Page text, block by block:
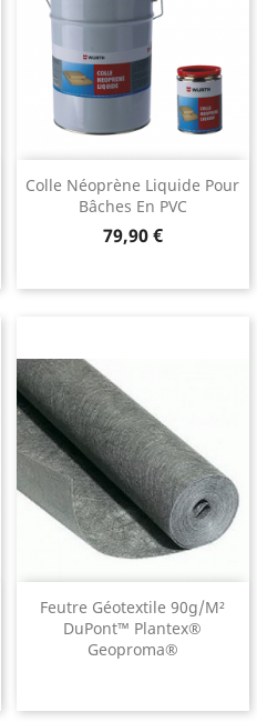
Colle Néoprène Liquide Pour
Bâches En PVC
Prix
79,90 €
Feutre Géotextile 90g/m²
DuPont™ Plantex®
Geoproma®